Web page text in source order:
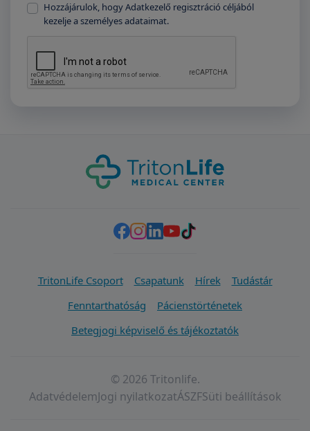
Hozzájárulok, hogy Adatkezelő regisztráció céljából
kezelje a személyes adataimat.
TritonLife Csoport Csapatunk Hírek
Tudástár
Fenntarthatóság
Pácienstörténetek
Betegjogi képviselő és tájékoztatók
© 2026 Tritonlife.
AdatvédelemJogi nyilatkozatÁSZFSüti beállítások